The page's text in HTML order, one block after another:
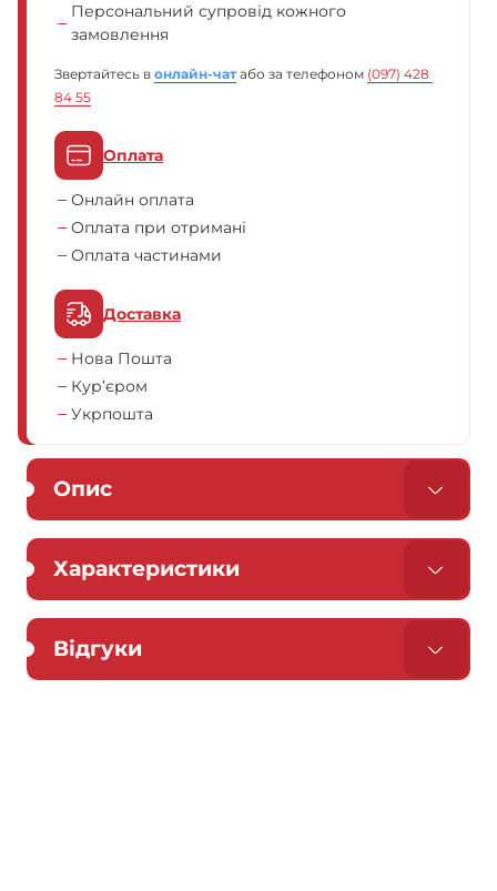
Персональний супровід кожного
замовлення
Звертайтесь в онлайн-чат або за телефоном (097) 428
84 55
Оплата
Онлайн оплата
Оплата при отримані
Оплата частинами
Доставка
Нова Пошта
Кур’єром
Укрпошта
Опис
Характеристики
Відгуки